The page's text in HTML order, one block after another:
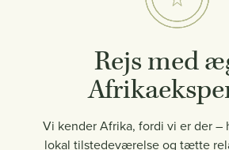
Rejs med
Vi kender Afrika, fordi vi er der –
lokal tilstedeværelse og tætte